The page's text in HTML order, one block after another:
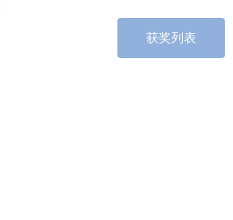
获奖列表